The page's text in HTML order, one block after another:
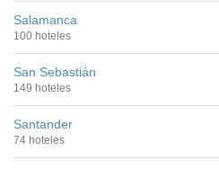
Salamanca
100 hoteles
San Sebastián
149 hoteles
Santander
74 hoteles